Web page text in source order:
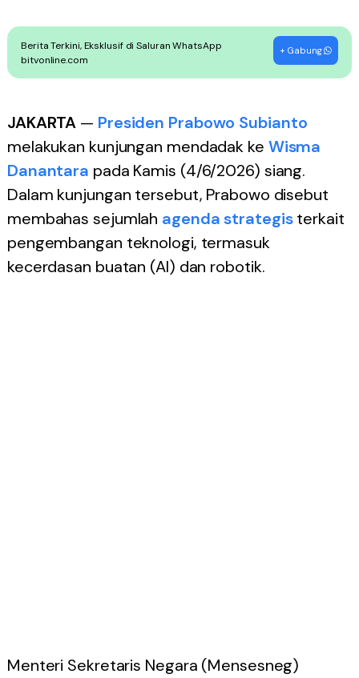
Berita Terkini, Eksklusif di Saluran WhatsApp
bitvonline.com
+ Gabung
JAKARTA — Presiden Prabowo Subianto
melakukan kunjungan mendadak ke Wisma
Danantara pada Kamis (4/6/2026) siang.
Dalam kunjungan tersebut, Prabowo disebut
membahas sejumlah agenda strategisterkait
pengembangan teknologi, termasuk
kecerdasan buatan (AI) dan robotik.
Menteri Sekretaris Negara (Mensesneg)